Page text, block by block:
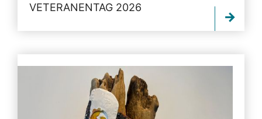
VETERANENTAG 2026